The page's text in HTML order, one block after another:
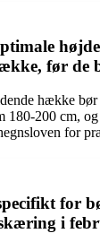
før de
hække bør
180-200 cm,
for
for
i